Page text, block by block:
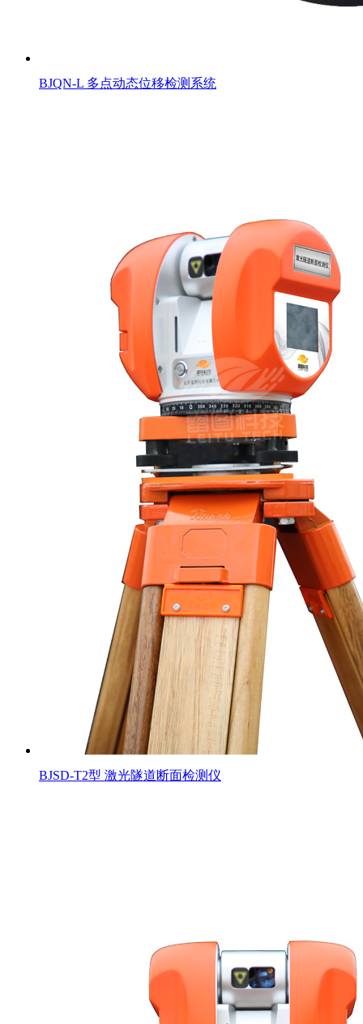
BJQN-L 多点动态位移检测系统
BJSD-T2型 激光隧道断面检测仪